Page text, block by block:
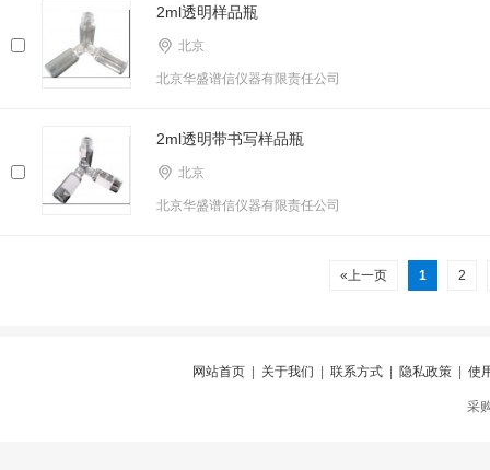
2ml透明样品瓶
北京
北京华盛谱信仪器有限责任公司
2ml透明带书写样品瓶
北京
北京华盛谱信仪器有限责任公司
«上一页 1 2
网站首页| 关于我们 联系方式| 隐私政策| 使
采